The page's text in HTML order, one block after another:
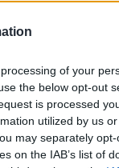
of your
the below opt-out
is processed
utilized by us
may separately
on the IAB’s list of
később,
Paulson,
#sarah